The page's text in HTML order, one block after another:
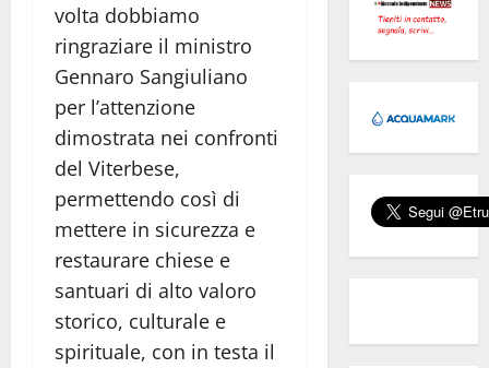
volta dobbiamo
ringraziare il ministro
Gennaro Sangiuliano
per l’attenzione
dimostrata nei confronti
del Viterbese,
permettendo così di
mettere in sicurezza e
restaurare chiese e
santuari di alto valoro
storico, culturale e
spirituale, con in testa il